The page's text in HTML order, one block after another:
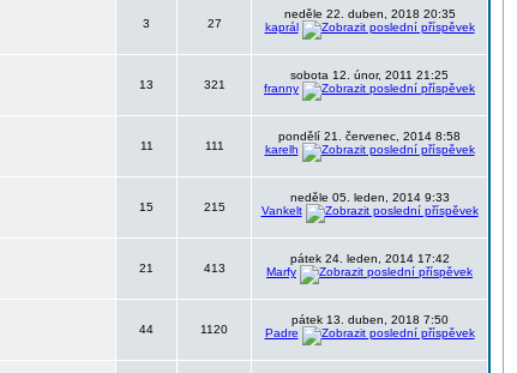
3 27
neděle 22. duben, 2018 20:35
kaprál
13 321
sobota 12. únor, 2011 21:25
franny
11 111
pondělí 21. červenec, 2014 8:58
karelh
15 215
neděle 05. leden, 2014 9:33
Vankelt
21 413
pátek 24. leden, 2014 17:42
Marfy
44 1120
pátek 13. duben, 2018 7:50
Padre